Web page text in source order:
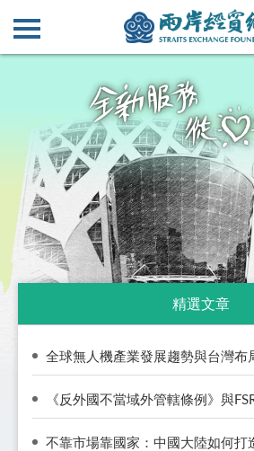
精選文章
全球無人機產業發展趨勢與台灣布局──移地邏輯下的軍民共用
《反外國不當域外管轄條例》與FSR之衝突：跨境企業的風險管
不靠市場靠國家：中國大陸如何打造「能源主權體